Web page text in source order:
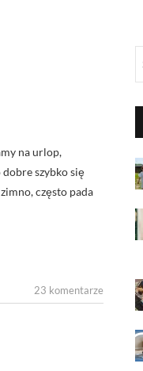
dobre szybko się
często pada
23 komentarze